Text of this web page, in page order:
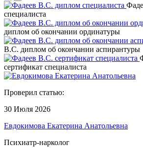
специалиста
диплом об окончании ординатуры
В.С. диплом об окончании аспирантуры
сертификат специалиста
Проверил статью:
30 Июля 2026
Евдокимова Екатерина Анатольевна
Психиатр-нарколог